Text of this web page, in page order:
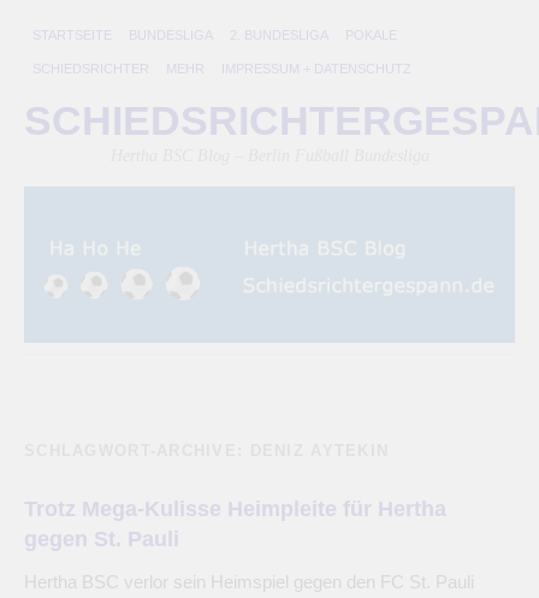
STARTSEITE BUNDESLIGA 2. BUNDESLIGA POKALE
SCHIEDSRICHTER MEHR IMPRESSUM + DATENSCHUTZ
Trotz Mega-Kulisse Heimpleite für Hertha
gegen St. Pauli
Hertha BSC verlor sein Heimspiel gegen den FC St. Pauli